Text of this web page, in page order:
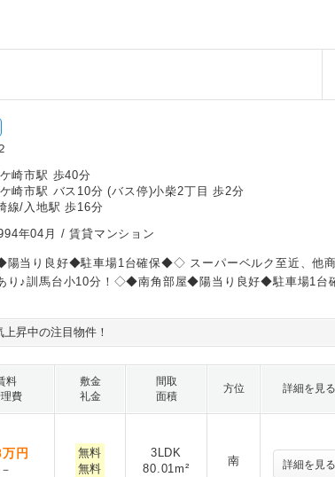
崎市駅 歩40分
崎市駅 バス10分 (バス停)小柴2丁目 歩2分
線/入地駅 歩16分
年04月 / 賃貸マンション
当り良好◆駐車場1台確保◆◇ スーパーベルク至近、他商
り♪訓馬台小10分！◇◆南角部屋◆陽当り良好◆駐車場1台
上昇中の注目物件！
料
費
敷金
礼金
間取
面積
方位 詳細を見る
万円
－
無料
無料
3LDK
80.01m²
南 詳細を見る